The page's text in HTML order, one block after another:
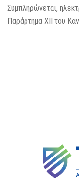
Συμπληρώνεται,
Παράρτημα ΧΙΙ του